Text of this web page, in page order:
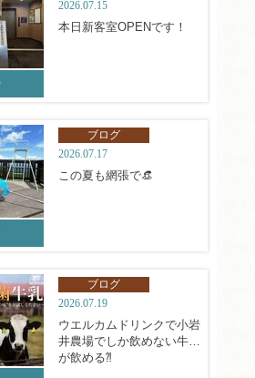
2026.07.15
本日新客室OPENです！
ブログ
2026.07.17
この夏も網張で👒
ブログ
2026.07.19
ウエルカムドリンクで小岩
井農場でしか飲めない牛乳
が飲める⁈